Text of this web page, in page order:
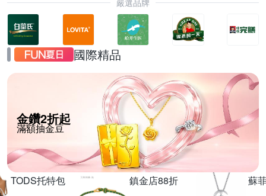
嚴選品牌
國際精品
金鑽2折起
滿額抽金豆
TODS托特包
鎮金店88折
蘇